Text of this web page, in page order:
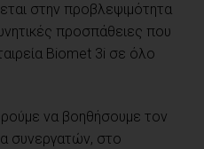
στην προβλεψιμότητα
προσπάθειες που
Biomet 3i σε όλο
να βοηθήσουμε τον
συνεργατών, στο